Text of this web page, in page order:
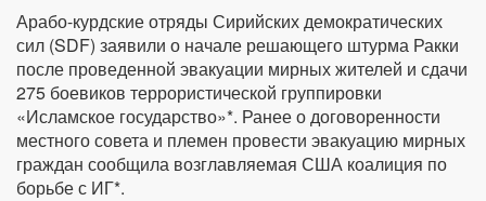
Арабо-курдские отряды Сирийских демократических
сил (SDF) заявили о начале решающего штурма Ракки
после проведенной эвакуации мирных жителей и сдачи
275 боевиков террористической группировки
«Исламское государство»*. Ранее о договоренности
местного совета и племен провести эвакуацию мирных
граждан сообщила возглавляемая США коалиция по
борьбе с ИГ*.